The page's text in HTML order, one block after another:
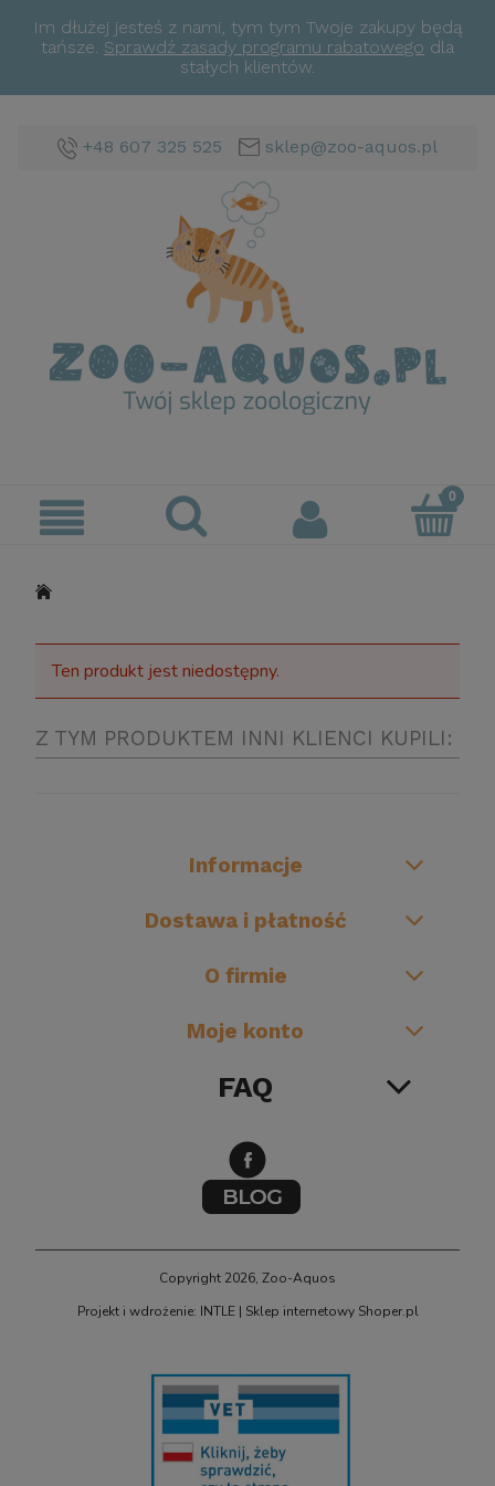
Im dłużej jesteś z nami, tym tym Twoje zakupy będą
tańsze. Sprawdź zasady programu rabatowego dla
stałych klientów.
+48 607 325 525 sklep@zoo-aquos.pl
CPF-2500 Samoczyszczący FILTR Ciśnieniowy
11W do 6000L
powiadom o dostępności
Ten produkt jest niedostępny.
Z TYM PRODUKTEM INNI KLIENCI KUPILI:
Informacje
Dostawa i płatność
O firmie
Moje konto
FAQ
Copyright 2026, Zoo-Aquos
Projekt i wdrożenie: INTLE| Sklep internetowy Shoper.pl